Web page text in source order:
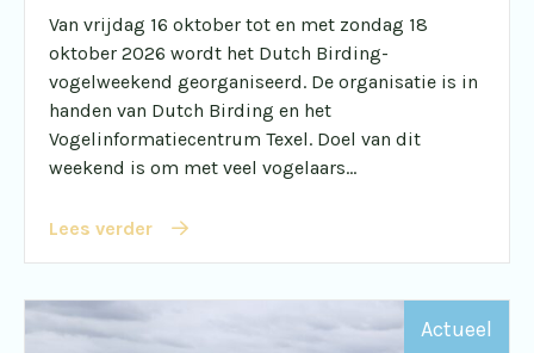
Van vrijdag 16 oktober tot en met zondag 18
oktober 2026 wordt het Dutch Birding-
vogelweekend georganiseerd. De organisatie is in
handen van Dutch Birding en het
Vogelinformatiecentrum Texel. Doel van dit
weekend is om met veel vogelaars...
Lees verder
Actueel